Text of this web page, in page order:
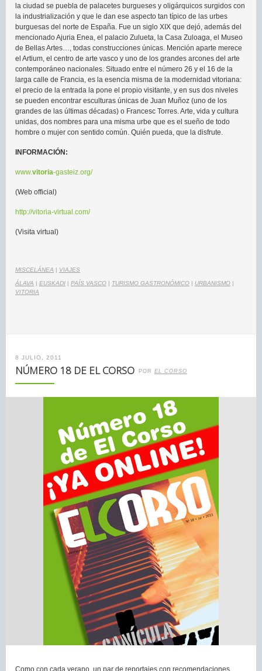
la ciudad se puebla de palacetes burgueses y oligárquicos surgidos con
la industrialización y que le dan ese aspecto tan típico de las urbes
burguesas del norte de España. Fue un siglo XIX que dejó, además del
mencionado Ajuria Enea, el palacio Zulueta, la Casa Zuloaga, el Museo
de Bellas Artes…, todas construcciones únicas. Mención aparte merece
el Artium, el centro de arte vasco y uno de los grandes arcones del arte
contemporáneo nacionales. Situado entre el número 26 y el 16 de la
larga calle de Francia, es la esencia misma de la modernidad vitoriana:
el precio de la entrada la pone el propio visitante, y en sus dos niveles
se pueden encontrar esculturas únicas de Juan Muñoz (uno de los
grandes de las últimas décadas) o Francesc Torres. Arte, vida y cultura
unidas, dos nombres para una misma urbe que es el sueño de todo
hombre o mujer con sentido común. Quién pueda, que la disfrute.
INFORMACIÓN:
www.vitoria-gasteiz.org/
(Web official)
http://vitoria-virtual.com/
(Visita virtual)
MISCELÁNEA | VIAJES
ÁLAVA | EUSKADI | PAÍS VASCO | TURISMO GASTRONÓMICO | URBANISMO |
VITORIA
8 JULIO, 2011
NÚMERO 18 DE EL CORSO POR EL CORSO
Como con cada verano, un par de reportajes con recomendaciones,